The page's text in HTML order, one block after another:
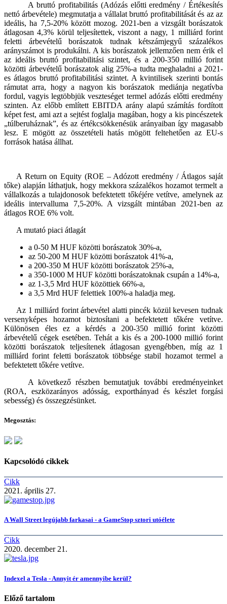
A bruttó profitabilitás (Adózás előtti eredmény / Értékesítés
nettó árbevétele) megmutatja a vállalat bruttó profitabilitását és az az
ideális, ha 7,5-20% között mozog. 2021-ben a vizsgált borászatok
átlagosan 4,3% körül teljesítettek, viszont a nagy, 1 milliárd forint
feletti árbevételű borászatok tudnak kétszámjegyű százalékos
arányszámot is produkálni. A kis borászatok jellemzően nem érik el
az ideális bruttó profitabilitási szintet, és a 200-350 millió forint
közötti árbevételű borászatok alig 25%-a tudta meghaladni a 2021-
es átlagos bruttó profitabilitási szintet. A kvintilisek szerinti bontás
rámutat arra, hogy a nagyon kis borászatok mediánja negatívba
fordul, vagyis legtöbbjük veszteséget termel adózás előtti eredmény
szinten. Az előbb említett EBITDA arány alapú számítás fordított
képet fest, ami azt a sejtést foglalja magában, hogy a kis pincészetek
„túlberuháznak”, és az értékcsökkenésük arányaiban így magasabb
lesz. E mögött az összetételi hatás mögött feltehetően az EU-s
források hatása állhat.
A Return on Equity (ROE – Adózott eredmény / Átlagos saját
tőke) alapján láthatjuk, hogy mekkora százalékos hozamot termelt a
vállalkozás a tulajdonosok befektetett tőkéjére vetítve, amelynek az
ideális intervalluma 7,5-20%. A vizsgált mintában 2021-ben az
átlagos ROE 6% volt.
A mutató piaci átlagát
a 0-50 M HUF közötti borászatok 30%-a,
az 50-200 M HUF közötti borászatok 41%-a,
a 200-350 M HUF közötti borászatok 25%-a,
a 350-1000 M HUF közötti borászatoknak csupán a 14%-a,
az 1-3,5 Mrd HUF közöttiek 66%-a,
a 3,5 Mrd HUF felettiek 100%-a haladja meg.
Az 1 milliárd forint árbevétel alatti pincék közül kevesen tudnak
versenyképes hozamot biztosítani a befektetett tőkére vetítve.
Különösen éles ez a kérdés a 200-350 millió forint közötti
árbevételű cégek esetében. Tehát a kis és a 200-1000 millió forint
közötti borászatok teljesítenek átlagosan gyengébben, míg az 1
milliárd forint feletti borászatok többsége stabil hozamot termel a
befektetett tőkére vetítve.
A következő részben bemutatjuk további eredményeinket
(ROA, eszközarányos adósság, exporthányad és készlet forgási
sebesség) és összegzésünket.
Megosztás:
Kapcsolódó cikkek
Cikk
2021. április 27.
A Wall Street legújabb farkasai - a GameStop sztori utóélete
Cikk
2020. december 21.
Indexel a Tesla - Annyit ér amennyibe kerül?
Előző tartalom